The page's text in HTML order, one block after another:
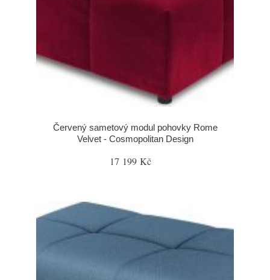
Červený sametový modul pohovky Rome
Velvet - Cosmopolitan Design
17 199 Kč